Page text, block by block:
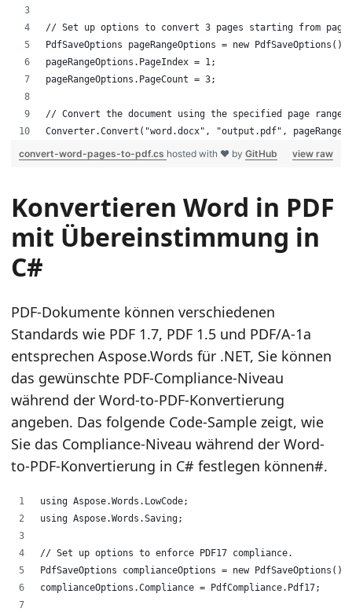
// Set up options to convert 3 pages starting from
PdfSaveOptions pageRangeOptions = new PdfSaveOptions();
pageRangeOptions.PageIndex = 1;
pageRangeOptions.PageCount = 3;
// Convert the document using the specified page range
Converter.Convert("word.docx", "output.pdf",
view raw
convert-word-pages-to-pdf.cs hosted with ❤ by GitHub
Konvertieren Word in PDF
mit Übereinstimmung in
C#
PDF-Dokumente können verschiedenen
Standards wie PDF 1.7, PDF 1.5 und PDF/A-1a
entsprechen Aspose.Words für .NET, Sie können
das gewünschte PDF-Compliance-Niveau
während der Word-to-PDF-Konvertierung
angeben. Das folgende Code-Sample zeigt, wie
Sie das Compliance-Niveau während der Word-
to-PDF-Konvertierung in C# festlegen können#.
using Aspose.Words.LowCode;
using Aspose.Words.Saving;
// Set up options to enforce PDF17 compliance.
PdfSaveOptions complianceOptions = new PdfSaveOptions();
complianceOptions.Compliance = PdfCompliance.Pdf17;